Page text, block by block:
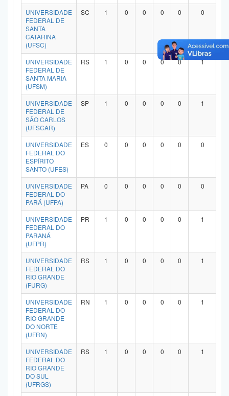
UNIVERSIDADE
FEDERAL DE
SANTA
CATARINA
(UFSC)
SC 1 0 0 0 0 0
UNIVERSIDADE
FEDERAL DE
SANTA MARIA
(UFSM)
RS 1 0 0 0 0 1
UNIVERSIDADE
FEDERAL DE
SÃO CARLOS
(UFSCAR)
SP 1 0 0 0 0 1
UNIVERSIDADE
FEDERAL DO
ESPÍRITO
SANTO (UFES)
ES 0 0 0 0 0 0
UNIVERSIDADE
FEDERAL DO
PARÁ (UFPA)
PA 0 0 0 0 0 0
UNIVERSIDADE
FEDERAL DO
PARANÁ
(UFPR)
PR 1 0 0 0 0 1
UNIVERSIDADE
FEDERAL DO
RIO GRANDE
(FURG)
RS 1 0 0 0 0 1
UNIVERSIDADE
FEDERAL DO
RIO GRANDE
DO NORTE
(UFRN)
RN 1 0 0 0 0 1
UNIVERSIDADE
FEDERAL DO
RIO GRANDE
DO SUL
(UFRGS)
RS 1 0 0 0 0 1